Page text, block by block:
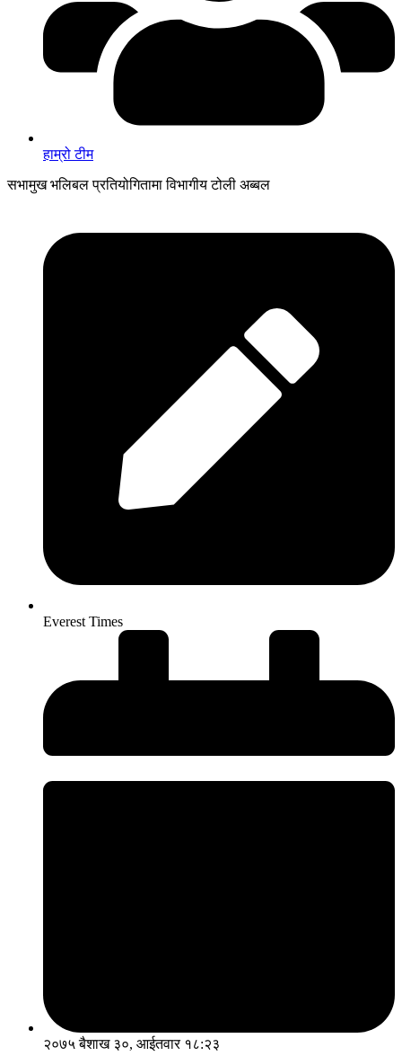
हाम्रो टीम
सभामुख भलिबल प्रतियोगितामा विभागीय टोली अब्बल
Everest Times
२०७५ बैशाख ३०, आईतवार १८:२३